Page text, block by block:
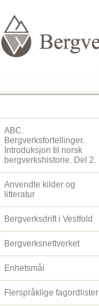
ABC.
Bergverksfortellinger.
Introduksjon til norsk
bergverkshistorie. Del 2.
Anvendte kilder og
litteratur
Bergverksdrift i Vestfold
Bergverksnettverket
Enhetsmål
Flerspråklige fagordlister